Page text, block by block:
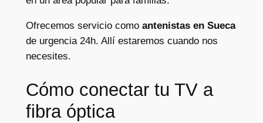
Ofrecemos servicio como antenistas en Sueca
de urgencia 24h. Allí estaremos cuando nos
necesites.
Cómo conectar tu TV a
fibra óptica